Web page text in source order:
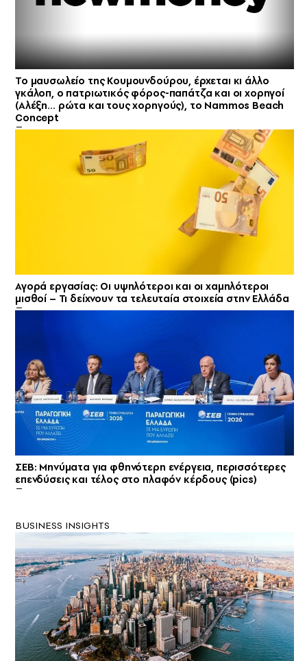
Το μαυσωλείο της Κουμουνδούρου, έρχεται κι άλλο
γκάλοπ, ο πατριωτικός φόρος-παπάτζα και οι χορηγοί
(Αλέξη… ρώτα και τους χορηγούς), το Nammos Beach
Concept
Αγορά εργασίας: Οι υψηλότεροι και οι χαμηλότεροι
μισθοί – Τι δείχνουν τα τελευταία στοιχεία στην Ελλάδα
ΣΕΒ: Μηνύματα για φθηνότερη ενέργεια, περισσότερες
επενδύσεις και τέλος στο πλαφόν κέρδους (pics)
BUSINESS INSIGHTS